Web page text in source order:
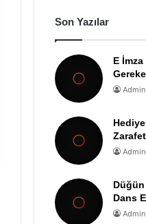
Son Yazılar
E
Admin
Admin
Dans
Admin